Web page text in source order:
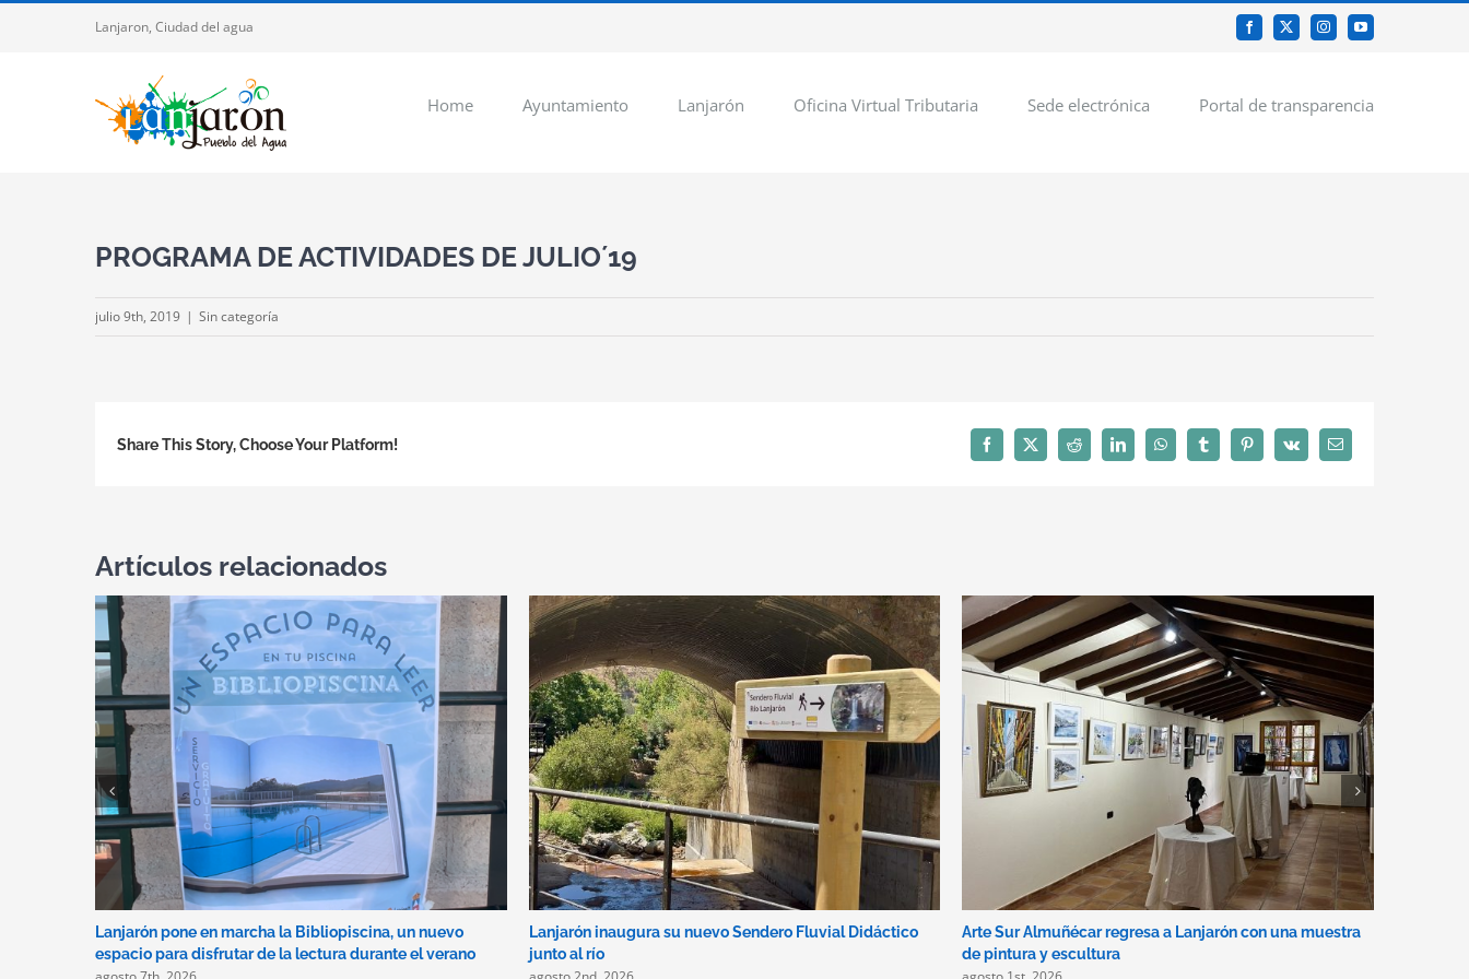
Lanjaron, Ciudad del agua Facebook
X InstagramYouTube
Home Ayuntamiento Lanjarón Oficina Virtual Tributaria Sede electrónica Portal de transparencia
PROGRAMA DE ACTIVIDADES DE JULIO´19
julio 9th, 2019 | Sin categoría
Share This Story, Choose Your Platform! Facebook
X Reddit LinkedInWhatsAppTumblrPinterest
Vk
Correo
electrónico
Artículos relacionados
Lanjarón pone en marcha la Bibliopiscina, un nuevo
espacio para disfrutar de la lectura durante el verano
Lanjarón inaugura su nuevo Sendero Fluvial Didáctico
junto al río
Arte Sur Almuñécar regresa a Lanjarón con una muestra
de pintura y escultura